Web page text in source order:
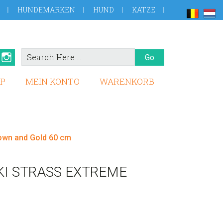
HUNDEMARKEN HUND KATZE
Search
Here
Instagram
MEIN KONTO WARENKORB
and Gold 60 cm
STRASS EXTREME